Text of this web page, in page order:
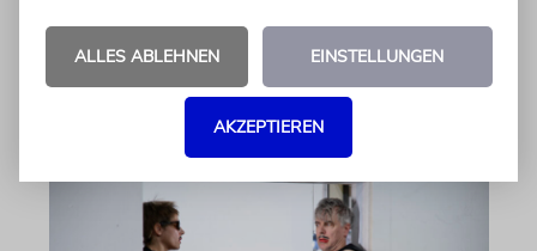
von Laura Cazés
06.08.2026
ALLES ABLEHNEN EINSTELLUNGEN
AKZEPTIEREN